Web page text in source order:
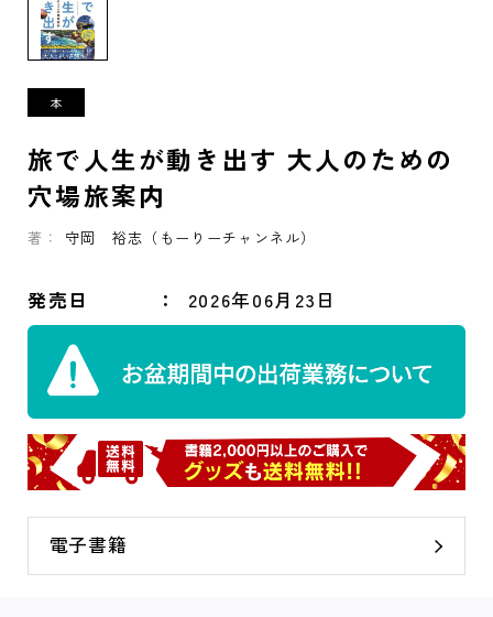
旅で人生が動き出す 大人のための
穴場旅案内
著： 守岡 裕志（もーりーチャンネル）
発売日 2026年06月23日
電子書籍